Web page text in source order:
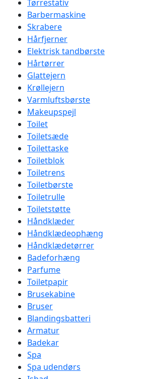
Tørrestativ
Barbermaskine
Skrabere
Hårfjerner
Elektrisk tandbørste
Hårtørrer
Glattejern
Krøllejern
Varmluftsbørste
Makeupspejl
Toilet
Toiletsæde
Toilettaske
Toiletblok
Toiletrens
Toiletbørste
Toiletrulle
Toiletstøtte
Håndklæder
Håndklædeophæng
Håndklædetørrer
Badeforhæng
Parfume
Toiletpapir
Brusekabine
Bruser
Blandingsbatteri
Armatur
Badekar
Spa
Spa udendørs